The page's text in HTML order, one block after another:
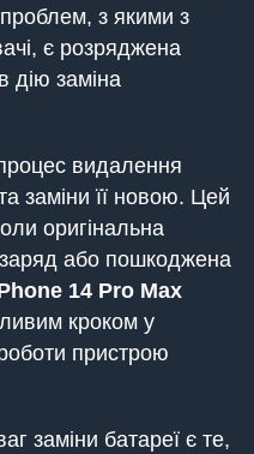
з якими з
є розряджена
дію заміна
видалення
заміни її новою. Цей
оригінальна
або пошкоджена
14 Pro Max
кроком у
пристрою
заміни батареї є те,